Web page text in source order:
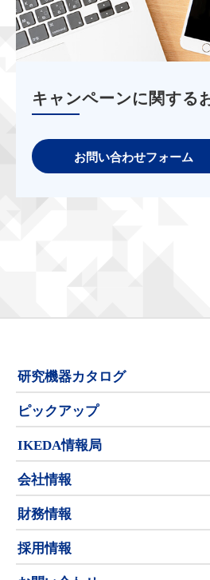
キャンペーンに関する
お問い合わせフォーム
研究機器カタログ
ピックアップ
IKEDA情報局
会社情報
財務情報
採用情報